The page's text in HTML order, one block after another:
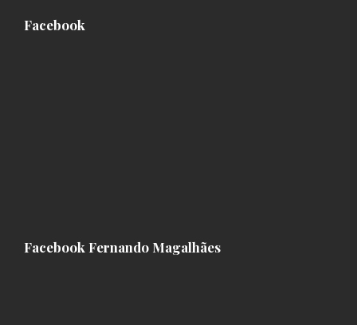
Facebook
Facebook Fernando Magalhães